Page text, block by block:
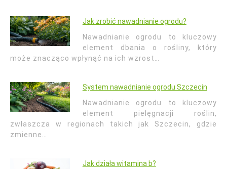
Jak zrobić nawadnianie ogrodu?
Nawadnianie ogrodu to kluczowy
element dbania o rośliny, który
może znacząco wpłynąć na ich wzrost…
System nawadnianie ogrodu Szczecin
Nawadnianie ogrodu to kluczowy
element pielęgnacji roślin,
zwłaszcza w regionach takich jak Szczecin, gdzie
zmienne…
Jak działa witamina b?